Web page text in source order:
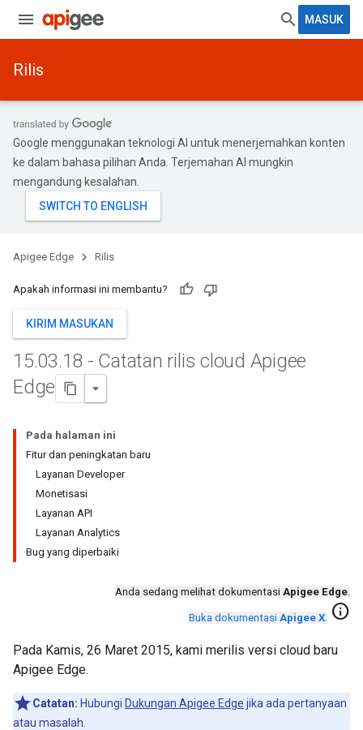
MASUK
Rilis
Google menggunakan teknologi AI untuk menerjemahkan konten
ke dalam bahasa pilihan Anda. Terjemahan AI mungkin
mengandung kesalahan.
Apigee Edge Rilis
Apakah informasi ini membantu?
KIRIM MASUKAN
15.03.18 - Catatan rilis cloud Apigee
Edge
Pada halaman ini
Fitur dan peningkatan baru
Layanan Developer
Monetisasi
Layanan API
Layanan Analytics
Bug yang diperbaiki
Anda sedang melihat dokumentasi Apigee Edge.
Buka dokumentasi Apigee X. info
Pada Kamis, 26 Maret 2015, kami merilis versi cloud baru
Apigee Edge.
Catatan: Hubungi Dukungan Apigee Edge jika ada pertanyaan
atau masalah.